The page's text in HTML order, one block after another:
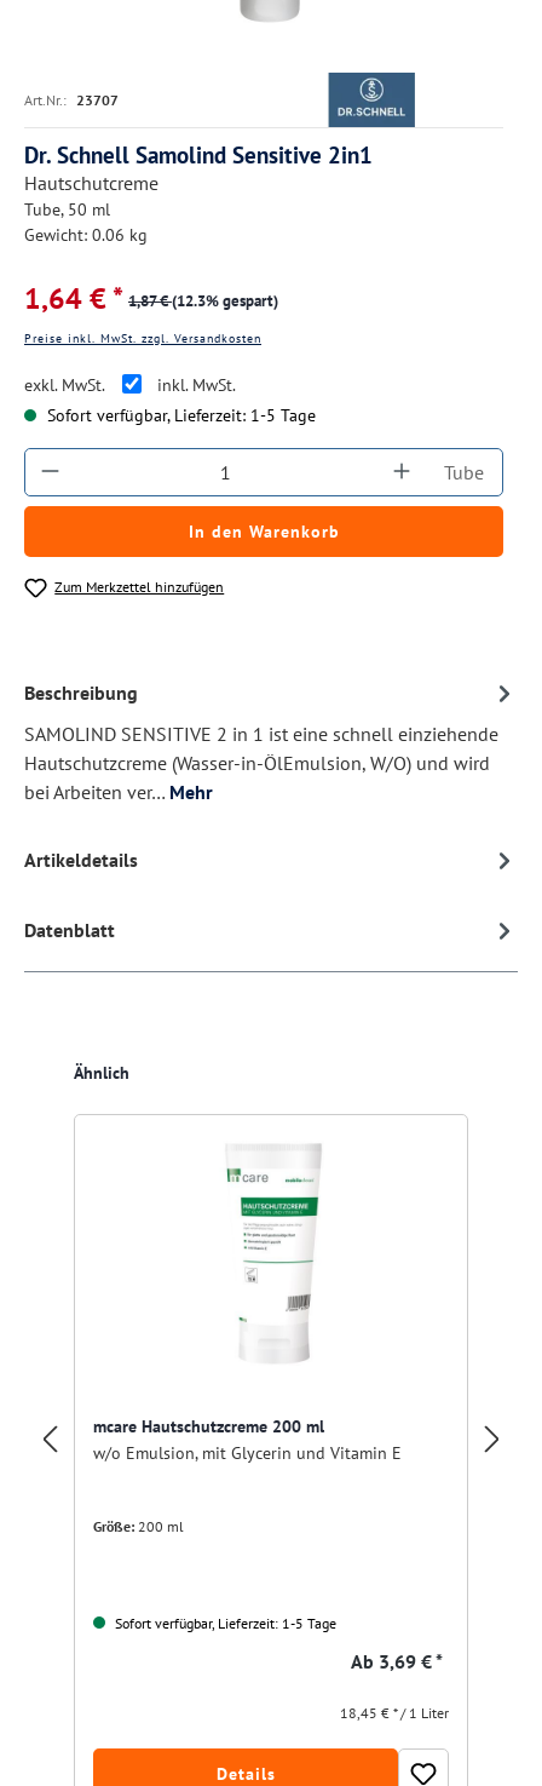
Art.Nr.: 23707
Dr. Schnell Samolind Sensitive 2in1
Hautschutcreme
Tube, 50 ml
Gewicht: 0.06 kg
1,64 € * 1,87 €(12.3% gespart)
Preise inkl. MwSt. zzgl. Versandkosten
exkl. MwSt.
inkl. MwSt.
Sofort verfügbar, Lieferzeit: 1-5 Tage
Produkt Anzahl: Gib den gewünschtenTube
In den Warenkorb
Zum Merkzettel hinzufügen
Beschreibung
SAMOLIND SENSITIVE 2 in 1 ist eine schnell einziehende
Hautschutzcreme (Wasser-in-ÖlEmulsion, W/O) und wird
bei Arbeiten ver… Mehr
Artikeldetails
Datenblatt
Produktgalerie überspringen
Ähnlich
mcare Hautschutzcreme 200 ml
w/o Emulsion, mit Glycerin und Vitamin E
Größe: 200 ml
Sofort verfügbar, Lieferzeit: 1-5 Tage
Ab 3,69 € *
18,45 € * / 1 Liter
Details